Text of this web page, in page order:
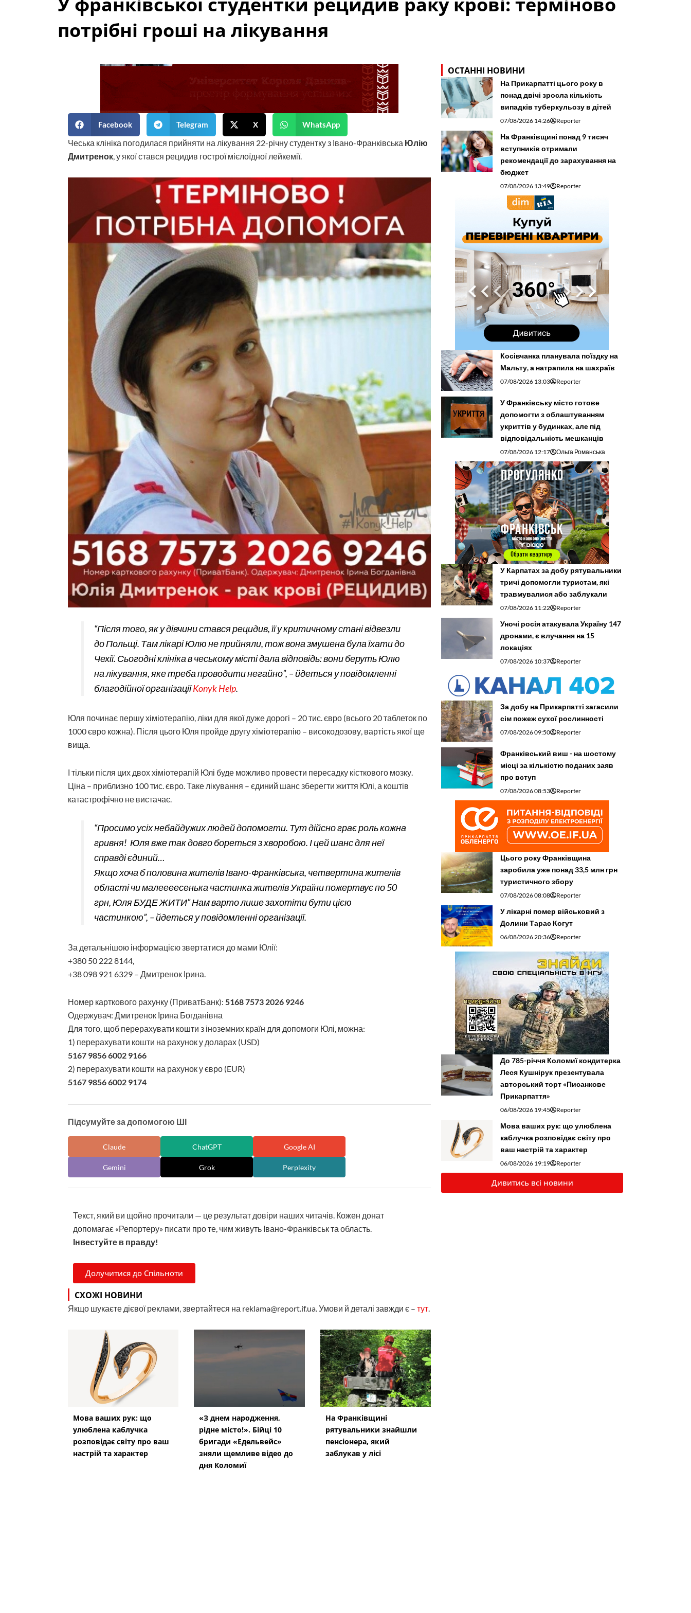
потрібні гроші на лікування
Facebook Telegram X WhatsApp
Чеська клініка погодилася прийняти на лікування 22-річну студентку з Івано-Франківська Юлію
Дмитренок , у якої стався рецидив гострої мієлоїдної лейкемії.
“Після того, як у дівчини стався рецидив, її у критичному стані відвезли
до Польщі. Там лікарі Юлю не прийняли, тож вона змушена була їхати до
Чехії. Сьогодні клініка в чеському місті дала відповідь: вони беруть Юлю
на лікування, яке треба проводити негайно”, – йдеться у повідомленні
благодійної організаціїKonyk Help.
Юля починає першу хіміотерапію, ліки для якої дуже дорогі – 20 тис. євро (всього 20 таблеток по
1000 євро кожна). Після цього Юля пройде другу хіміотерапію – високодозову, вартість якої ще
вища.
І тільки після цих двох хіміотерапій Юлі буде можливо провести пересадку кісткового мозку.
Ціна – приблизно 100 тис. євро. Таке лікування – єдиний шанс зберегти життя Юлі, а коштів
катастрофічно не вистачає.
“Просимо усіх небайдужих людей допомогти. Тут дійсно грає роль кожна
гривня! Юля вже так довго бореться з хворобою. І цей шанс для неї
справді єдиний…
Якщо хоча б половина жителів Івано-Франківська, четвертина жителів
області чи малеееесенька частинка жителів України пожертвує по 50
грн, Юля БУДЕ ЖИТИ” Нам варто лише захотіти бути цією
частинкою”, – йдеться у повідомленні організації.
За детальнішою інформацією звертатися до мами Юлії:
+380 50 222 8144,
+38 098 921 6329 – Дмитренок Ірина.
Номер карткового рахунку (ПриватБанк): 5168 7573 2026 9246
Одержувач: Дмитренок Ірина Богданівна
Для того, щоб перерахувати кошти з іноземних країн для допомоги Юлі, можна:
1) перерахувати кошти на рахунок у доларах (USD)
5167 9856 6002 9166
2) перерахувати кошти на рахунок у євро (EUR)
5167 9856 6002 9174
Підсумуйте за допомогою ШІ
Claude ChatGPT Google AI
Gemini Grok Perplexity
Текст, який ви щойно прочитали — це результат довіри наших читачів. Кожен донат
допомагає «Репортеру» писати про те, чим живуть Івано-Франківськ та область.
Інвестуйте в правду!
Долучитися до Спільноти
СХОЖІ НОВИНИ
Якщо шукаєте дієвої реклами, звертайтеся на reklama@report.if.ua. Умови й деталі завжди є – тут.
Мова ваших рук: що
улюблена каблучка
розповідає світу про ваш
настрій та характер
«З днем народження,
рідне місто!». Бійці 10
бригади «Едельвейс»
зняли щемливе відео до
дня Коломиї
На Франківщині
рятувальники знайшли
пенсіонера, який
заблукав у лісі
ОСТАННІ НОВИНИ
На Прикарпатті цього року в
понад двічі зросла кількість
випадків туберкульозу в дітей
07/08/2026 14:26 Reporter
На Франківщині понад 9 тисяч
вступників отримали
рекомендації до зарахування на
бюджет
07/08/2026 13:49 Reporter
Косівчанка планувала поїздку на
Мальту, а натрапила на шахраїв
07/08/2026 13:03 Reporter
У Франківську місто готове
допомогти з облаштуванням
укриттів у будинках, але під
відповідальність мешканців
07/08/2026 12:17 Ольга Романська
У Карпатах за добу рятувальники
тричі допомогли туристам, які
травмувалися або заблукали
07/08/2026 11:22 Reporter
Уночі росія атакувала Україну 147
дронами, є влучання на 15
локаціях
07/08/2026 10:37 Reporter
За добу на Прикарпатті загасили
сім пожеж сухої рослинності
07/08/2026 09:50 Reporter
Франківський виш - на шостому
місці за кількістю поданих заяв
про вступ
07/08/2026 08:53 Reporter
Цього року Франківщина
заробила уже понад 33,5 млн грн
туристичного збору
07/08/2026 08:08 Reporter
У лікарні помер військовий з
Долини Тарас Когут
06/08/2026 20:36 Reporter
До 785-річчя Коломиї кондитерка
Леся Кушнірук презентувала
авторський торт «Писанкове
Прикарпаття»
06/08/2026 19:45 Reporter
Мова ваших рук: що улюблена
каблучка розповідає світу про
ваш настрій та характер
06/08/2026 19:19 Reporter
Дивитись всі новини